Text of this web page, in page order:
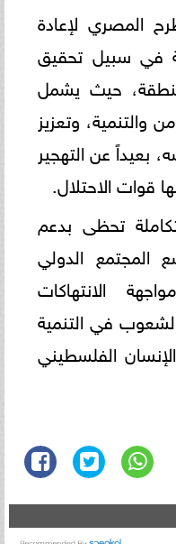
المصري لإعادة
في سبيل تحقيق
حيث يشمل
والتنمية، وتعزيز
بعيداً عن التهجير
قوات الاحتلال.
تحظى بدعم
المجتمع الدولي
الانتهاكات
الشعوب في التنمية
الفلسطيني